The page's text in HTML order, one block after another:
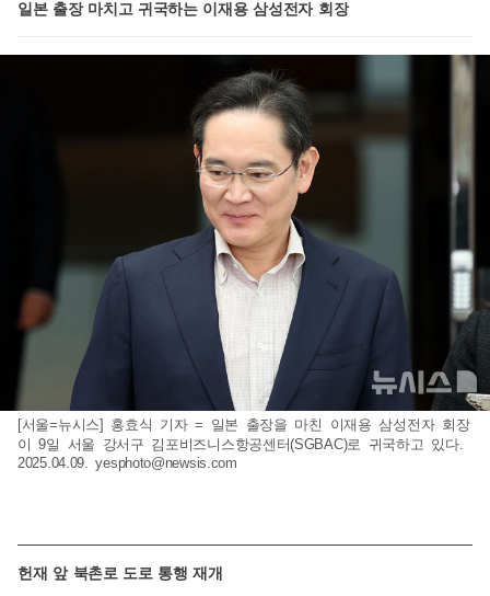
일본 출장 마치고 귀국하는 이재용 삼성전자 회장
[서울=뉴시스] 홍효식 기자 = 일본 출장을 마친 이재용 삼성전자 회장
이 9일 서울 강서구 김포비즈니스항공센터(SGBAC)로 귀국하고 있다.
2025.04.09.yesphoto@newsis.com
헌재 앞 북촌로 도로 통행 재개